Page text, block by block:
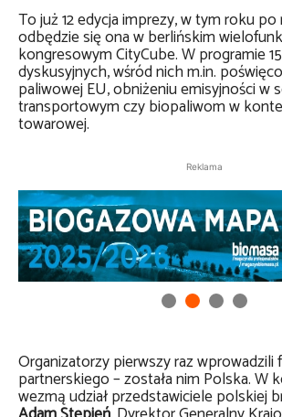
To już 12 edycja imprezy, w tym roku
odbędzie się ona w berlińskim
kongresowym CityCube. W programie
dyskusyjnych, wśród nich m.in.
paliwowej EU, obniżeniu emisyjności w
transportowym czy biopaliwom w
towarowej.
Reklama
Organizatorzy pierwszy raz wprowadzili
partnerskiego – została nim Polska. W
wezmą udział przedstawiciele polskiej